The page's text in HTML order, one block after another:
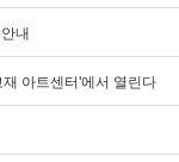
내
아트센터'에서 열린다